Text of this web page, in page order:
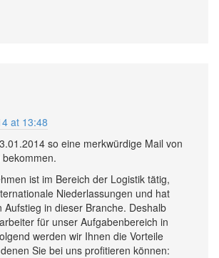
at 13:48
so eine merkwürdige Mail von
ist im Bereich der Logistik tätig,
Niederlassungen und hat
Aufstieg in dieser Branche. Deshalb
für unser Aufgabenbereich in
werden wir Ihnen die Vorteile
Sie bei uns profitieren können: